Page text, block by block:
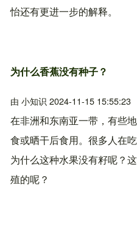
怡还有更进一步的解释。
为什么香蕉没有种子？
由 小知识 2024-11-15 15:55:23
在非洲和东南亚一带，有些
食或晒干后食用。很多人在
为什么这种水果没有籽呢？
殖的呢？